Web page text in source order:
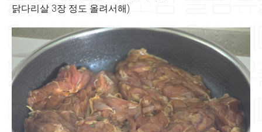
닭다리살 3장 정도 올려서해)